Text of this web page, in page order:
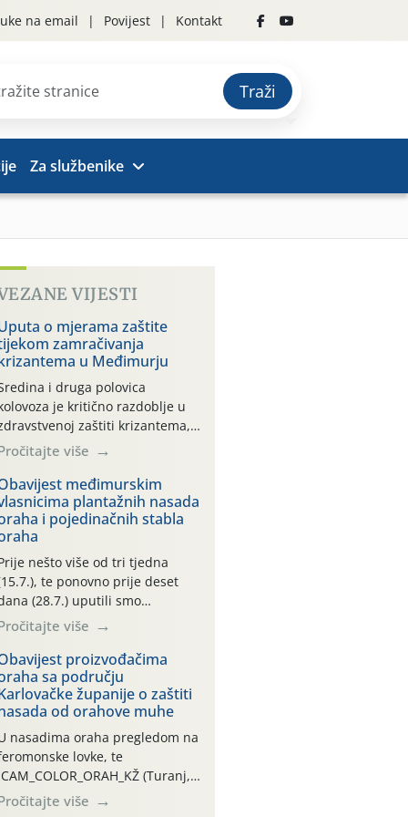
na email Povijest Kontakt
Traži
Za službenike
VIJESTI
o mjerama zaštite
zamračivanja
u Međimurju
i druga polovica
je kritično razdoblje u
zaštiti krizantema,
prije zamračivanja u proteklom
smo mjesecu tri puta upućivali
o preventivnim
zaštite krizantema od
uzročnika bolesti,
i fito-fagnih grinja (23.7.,
06.7.)! Na početku ovog
je zabilježeno je
i ekstremno vruće
razdoblje, uz
temperature […]
više
međimurskim
plantažnih nasada
i pojedinačnih stabla
nešto više od tri tjedna
te ponovno prije deset
(28.7.) uputili smo
vlasnicima plantažnih
nasada oraha i pojedinačnih
o početku leta i
potrebi usmjerenog
orahove muhe
completa)! Već
dana traje drugi
“toplinski udar”, koji
naročito izražen zadnja šest
(31.7.-05.8.), jer najviše
zraka svakodnevno
više
proizvođačima
sa području
županije o zaštiti
od orahove muhe
nasadima oraha pregledom na
lovke, te
CAM_COLOR_ORAH_KŽ (Turanj,
zabilježena je mala
više